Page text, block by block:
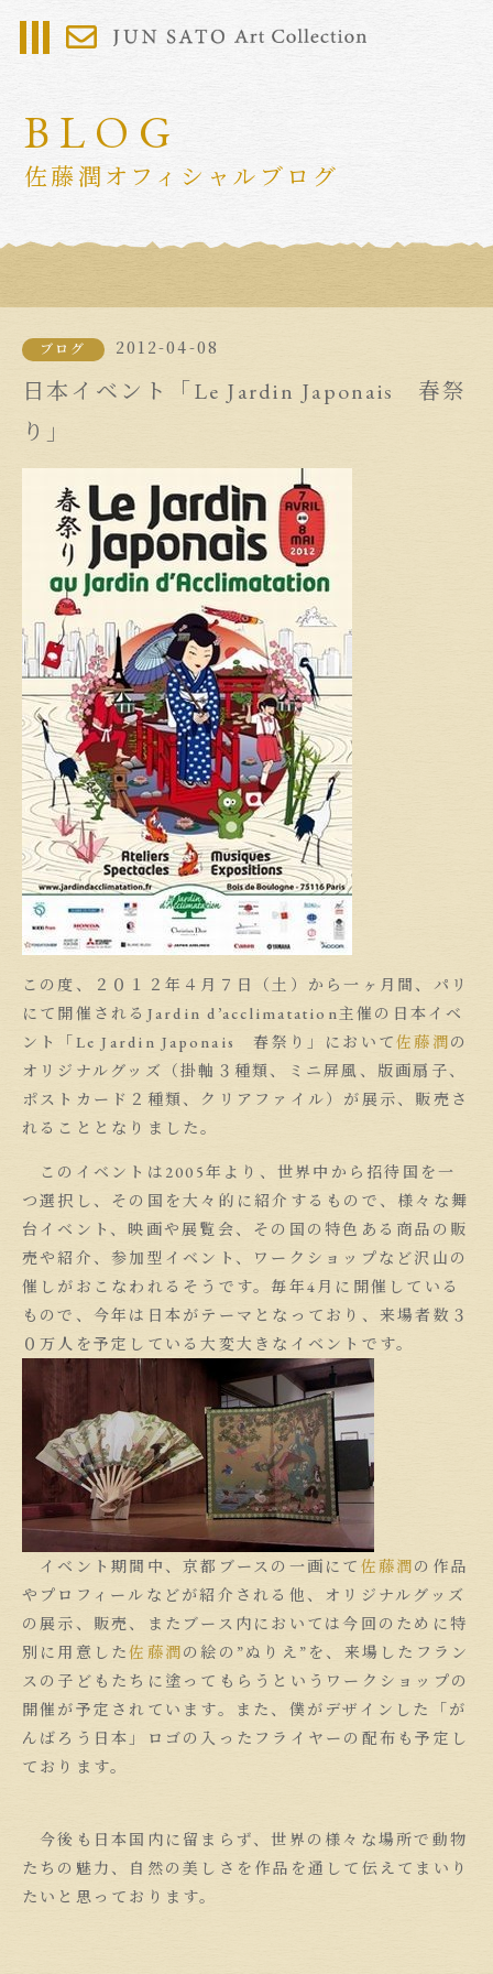
BLOG
佐藤潤オフィシャルブログ
ブログ 2012-04-08
日本イベント「Le Jardin Japonais 春祭
り」
この度、２０１２年４月７日（土）から一ヶ月間、パリ
にて開催されるJardin d’acclimatation主催の日本イベ
ント「Le Jardin Japonais 春祭り」において佐藤潤の
オリジナルグッズ（掛軸３種類、ミニ屏風、版画扇子、
ポストカード２種類、クリアファイル）が展示、販売さ
れることとなりました。
このイベントは2005年より、世界中から招待国を一
つ選択し、その国を大々的に紹介するもので、様々な舞
台イベント、映画や展覧会、その国の特色ある商品の販
売や紹介、参加型イベント、ワークショップなど沢山の
催しがおこなわれるそうです。毎年4月に開催している
もので、今年は日本がテーマとなっており、来場者数３
０万人を予定している大変大きなイベントです。
イベント期間中、京都ブースの一画にて 佐藤潤の作品
やプロフィールなどが紹介される他、オリジナルグッズ
の展示、販売、またブース内においては今回のために特
別に用意した佐藤潤の絵の”ぬりえ”を、来場したフラン
スの子どもたちに塗ってもらうというワークショップの
開催が予定されています。また、僕がデザインした「が
んばろう日本」ロゴの入ったフライヤーの配布も予定し
ております。
今後も日本国内に留まらず、世界の様々な場所で動物
たちの魅力、自然の美しさを作品を通して伝えてまいり
たいと思っております。